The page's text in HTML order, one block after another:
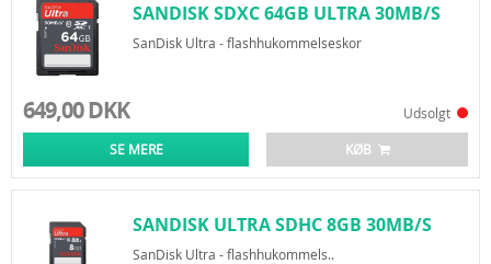
SANDISK SDXC 64GB ULTRA 30MB/S
CLASS 10
SanDisk Ultra - flashhukommelseskor
649,00 DKK Udsolgt
SE MERE KØB
SANDISK ULTRA SDHC 8GB 30MB/S
CLASS 10
SanDisk Ultra - flashhukommels..